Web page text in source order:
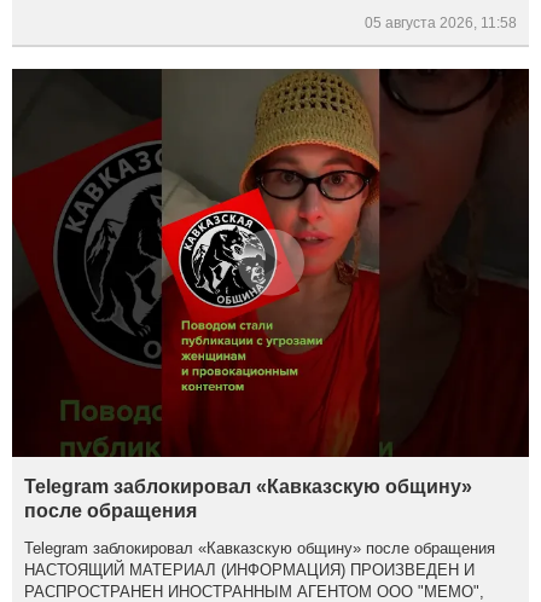
05 августа 2026, 11:58
Telegram заблокировал «Кавказскую общину»
после обращения
Telegram заблокировал «Кавказскую общину» после обращения
НАСТОЯЩИЙ МАТЕРИАЛ (ИНФОРМАЦИЯ) ПРОИЗВЕДЕН И
РАСПРОСТРАНЕН ИНОСТРАННЫМ АГЕНТОМ ООО "МЕМО",